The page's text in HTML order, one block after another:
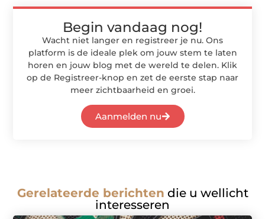
Begin vandaag nog!
Wacht niet langer en registreer je nu. Ons
platform is de ideale plek om jouw stem te laten
horen en jouw blog met de wereld te delen. Klik
op de Registreer-knop en zet de eerste stap naar
meer zichtbaarheid en groei.
Aanmelden nu
Gerelateerde berichten die u wellicht
interesseren